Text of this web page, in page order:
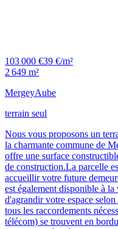
103 000 €39 €/m²
2 649 m²
MergeyAube
terrain seul
Nous vous proposons un
la charmante commune de
offre une surface
de construction.La parcelle
accueillir votre future
est également disponible à
d'agrandir votre espace
tous les raccordements
télécom) se trouvent en